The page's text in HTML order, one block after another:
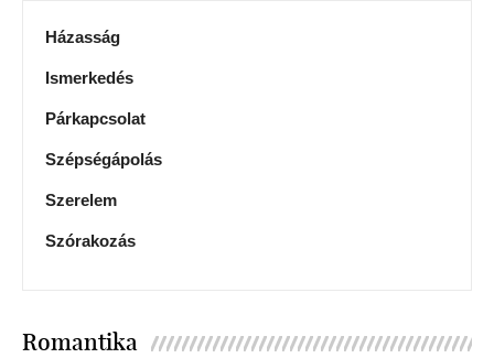
Házasság
Ismerkedés
Párkapcsolat
Szépségápolás
Szerelem
Szórakozás
Romantika